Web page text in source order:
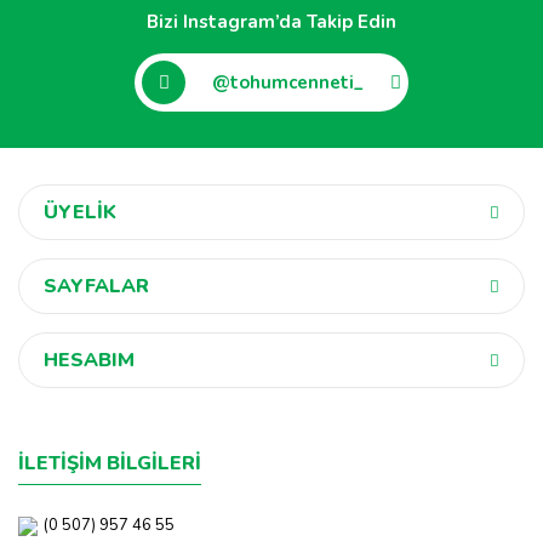
Bizi Instagram’da Takip Edin
@tohumcenneti_
ÜYELİK
SAYFALAR
HESABIM
İLETİŞİM BİLGİLERİ
(0 507) 957 46 55